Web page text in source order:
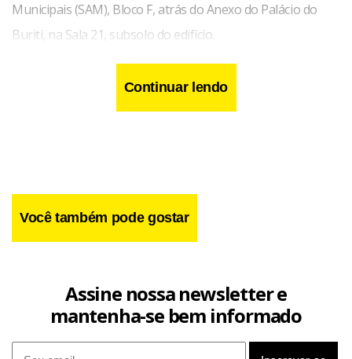
Municipais (SAM), Bloco F, atrás do Anexo do Palácio do
Buriti, na Sala 21, subsolo do edifício.
Continuar lendo
Você também pode gostar
Assine nossa newsletter e
mantenha-se bem informado